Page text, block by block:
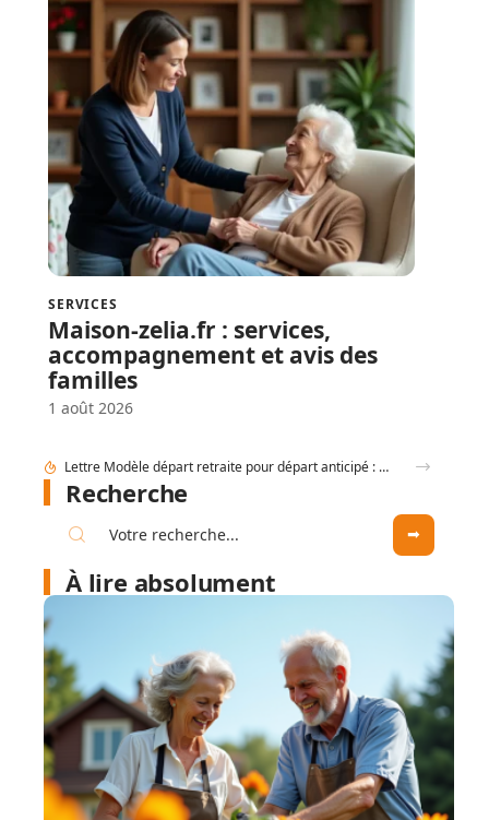
SERVICES
Maison-zelia.fr : services,
accompagnement et avis des
familles
1 août 2026
Lettre Modèle départ retraite pour départ anticipé : comment formuler ?
Recherche
À lire absolument